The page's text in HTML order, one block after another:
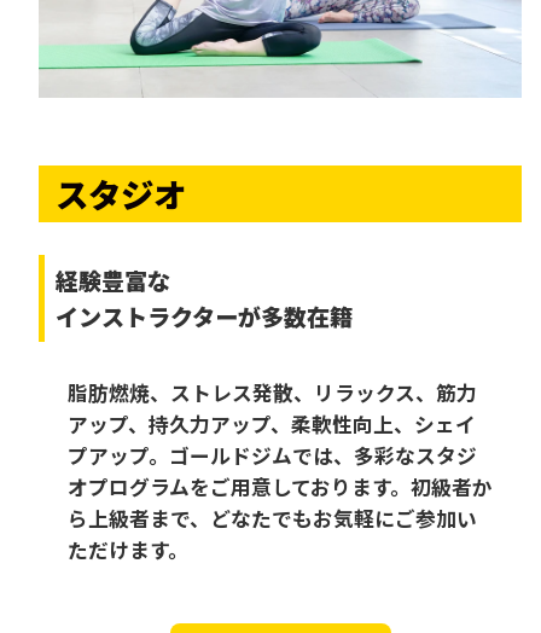
スタジオ
経験豊富な
インストラクターが多数在籍
脂肪燃焼、ストレス発散、リラックス、筋力
アップ、持久力アップ、柔軟性向上、シェイ
プアップ。ゴールドジムでは、多彩なスタジ
オプログラムをご用意しております。初級者か
ら上級者まで、どなたでもお気軽にご参加い
ただけます。